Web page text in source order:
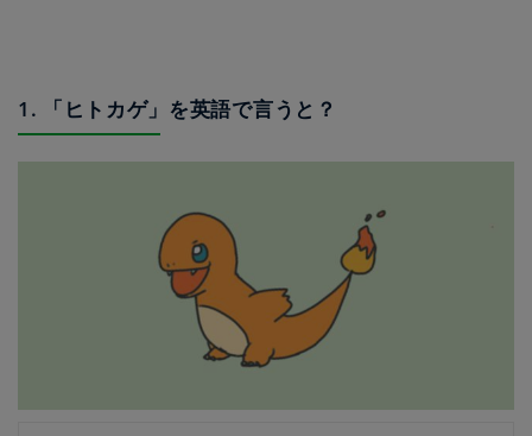
1. 「ヒトカゲ」を英語で言うと？